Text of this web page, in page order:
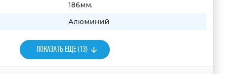
186мм.
Алюминий
ПОКАЗАТЬ ЕЩЕ (13)